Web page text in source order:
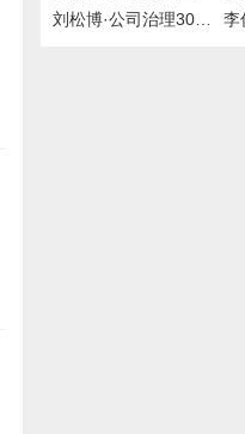
刘松博·公司治理30讲【完结】，mp3，得到，喜马拉雅，付费课程，有声资源